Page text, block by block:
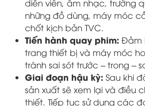
diễn viên, âm nhạc, trường
những đồ dùng, máy móc
chốt kịch bản TVC.
Tiến hành quay phim: Đảm
trang thiết bị và máy móc
tránh sai sót trước – trong –
Giai đoạn hậu kỳ: Sau khi
sản xuất sẽ xem lại và điều
thiết. Tiếp tục sử dụng các